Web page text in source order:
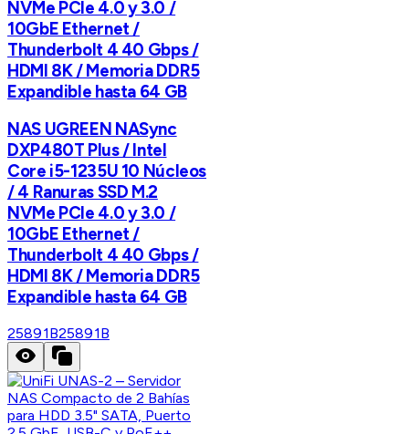
NVMe PCIe 4.0 y 3.0 /
10GbE Ethernet /
Thunderbolt 4 40 Gbps /
HDMI 8K / Memoria DDR5
Expandible hasta 64 GB
NAS UGREEN NASync
DXP480T Plus / Intel
Core i5-1235U 10 Núcleos
/ 4 Ranuras SSD M.2
NVMe PCIe 4.0 y 3.0 /
10GbE Ethernet /
Thunderbolt 4 40 Gbps /
HDMI 8K / Memoria DDR5
Expandible hasta 64 GB
25891B25891B